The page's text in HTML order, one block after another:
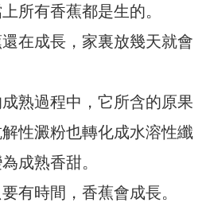
所有香蕉都是生的。
在成長，家裏放幾天就會
熟過程中，它所含的原果
性澱粉也轉化成水溶性纖
成熟香甜。
有時間，香蕉會成長。